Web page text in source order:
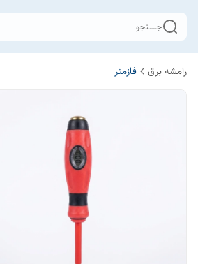
جستجو
رامشه برق فازمتر